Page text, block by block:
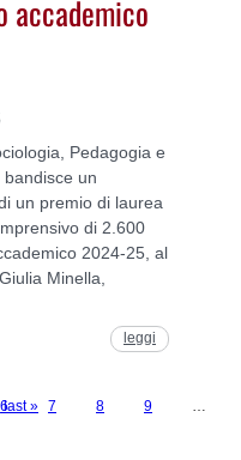
accademico
Pedagogia e
bandisce un
un premio di laurea
di 2.600
2024-25, al
Minella,
leggi
6 7 8 9
last »